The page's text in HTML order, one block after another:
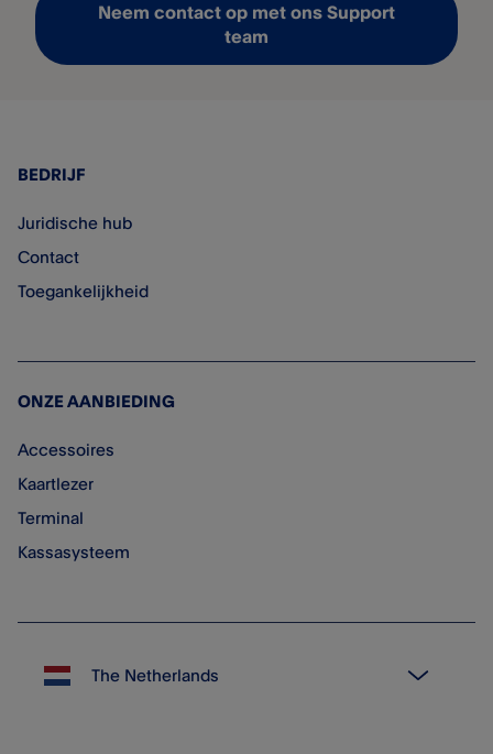
Neem contact op met ons Support
team
BEDRIJF
Juridische hub
Contact
Toegankelijkheid
ONZE AANBIEDING
Accessoires
Kaartlezer
Terminal
Kassasysteem